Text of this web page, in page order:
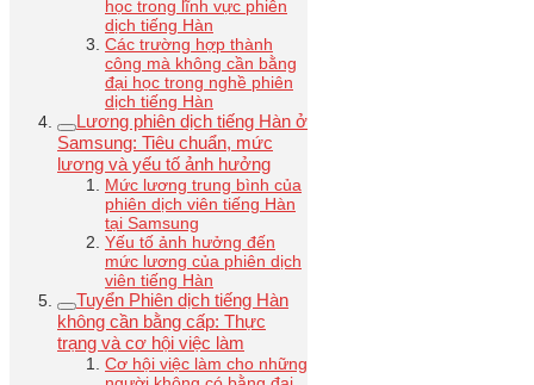
học trong lĩnh vực phiên
dịch tiếng Hàn
Các trường hợp thành
công mà không cần bằng
đại học trong nghề phiên
dịch tiếng Hàn
Lương phiên dịch tiếng Hàn ở
Samsung: Tiêu chuẩn, mức
lương và yếu tố ảnh hưởng
Mức lương trung bình của
phiên dịch viên tiếng Hàn
tại Samsung
Yếu tố ảnh hưởng đến
mức lương của phiên dịch
viên tiếng Hàn
Tuyển Phiên dịch tiếng Hàn
không cần bằng cấp: Thực
trạng và cơ hội việc làm
Cơ hội việc làm cho những